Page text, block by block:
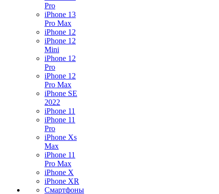
Pro
iPhone 13
Pro Max
iPhone 12
iPhone 12
Mini
iPhone 12
Pro
iPhone 12
Pro Max
iPhone SE
2022
iPhone 11
iPhone 11
Pro
iPhone Xs
Max
iPhone 11
Pro Max
iPhone X
iPhone XR
Смартфоны